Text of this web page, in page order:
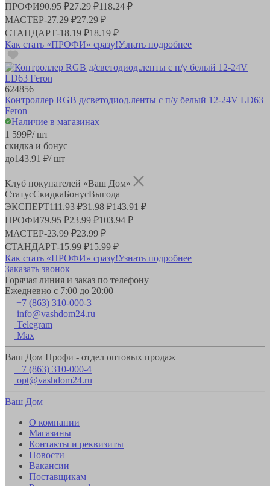
ПРОФИ90.95 ₽27.29 ₽118.24 ₽
МАСТЕР-27.29 ₽27.29 ₽
СТАНДАРТ-18.19 ₽18.19 ₽
Как стать «ПРОФИ» сразу!Узнать подробнее
624856
Контроллер RGB д/светодиод.ленты с п/у белый 12-24V LD63
Feron
Наличие в магазинах
1 599₽/ шт
скидка и бонус
до143.91 ₽/ шт
Клуб покупателей «Ваш Дом»
СтатусСкидкаБонусВыгода
ЭКСПЕРТ111.93 ₽31.98 ₽143.91 ₽
ПРОФИ79.95 ₽23.99 ₽103.94 ₽
МАСТЕР-23.99 ₽23.99 ₽
СТАНДАРТ-15.99 ₽15.99 ₽
Как стать «ПРОФИ» сразу!Узнать подробнее
Заказать звонок
Горячая линия и заказ по телефону
Ежедневно с 7:00 до 20:00
+7 (863) 310-000-3
info@vashdom24.ru
Telegram
Max
Ваш Дом Профи - отдел оптовых продаж
+7 (863) 310-000-4
opt@vashdom24.ru
Ваш Дом
О компании
Магазины
Контакты и реквизиты
Новости
Вакансии
Поставщикам